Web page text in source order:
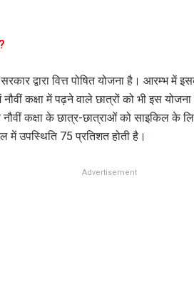
द्वारा वित्त पोषित योजना है। आरम्भ में
कक्षा में पढ़ने वाले छात्रों को भी इस
कक्षा के छात्र-छात्राओं को साइकिल के
में उपस्थिति 75 प्रतिशत होती है।
Advertisement